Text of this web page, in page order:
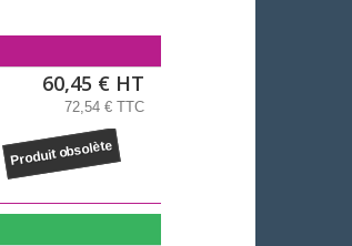
60,45 € HT
72,54 € TTC
Produit obsolète